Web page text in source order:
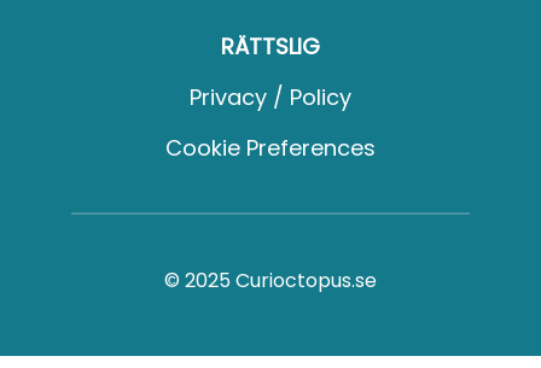
RÄTTSLIG
Privacy / Policy
Cookie Preferences
© 2025 Curioctopus.se